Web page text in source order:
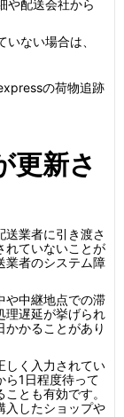
や配送会社から
いない場合は、
の荷物追跡
更新さ
送業者に引き渡さ
れていないことが
業者のシステム障
や中継地点での滞
理遅延が挙げられ
かかることがあり
しく入力されてい
ら1日程度待って
とも有効です。
入したショップや